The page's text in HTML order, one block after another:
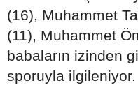
(16), Muhammet
(11), Muhammet
babaların izinden
sporuyla ilgileniyor.